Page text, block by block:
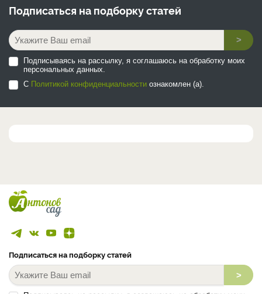
Подписаться на подборку статей
>
Подписываясь на рассылку, я соглашаюсь на обработку моих
персональных данных.
С Политикой конфиденциальности ознакомлен (а).
Подписаться на подборку статей
>